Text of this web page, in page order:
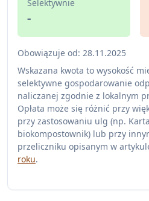
Selektywnie
-
Obowiązuje od: 28.11.2025
Wskazana kwota to wysokość
selektywne gospodarowanie
naliczanej zgodnie z lokalnym
Opłata może się różnić przy
przy zastosowaniu ulg (np.
biokompostownik) lub przy
przeliczniku opisanym w
roku.